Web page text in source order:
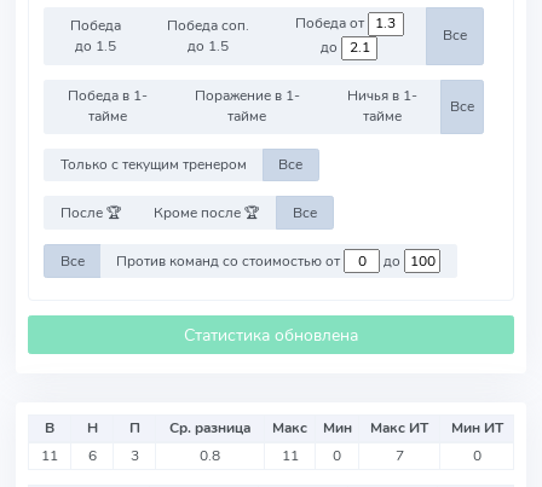
Победа
до 1.5
Победа соп.
до 1.5
Победа от
до
Все
Победа в 1-
тайме
Поражение в 1-
тайме
Ничья в 1-
тайме
Все
Только с текущим тренером Все
После 🏆 Кроме после 🏆 Все
Все Против команд со стоимостью от до
Статистика обновлена
В Н П Ср. разница Макс Мин Макс ИТ
Мин ИТ
11
6 3 0.8 11 0 7 0